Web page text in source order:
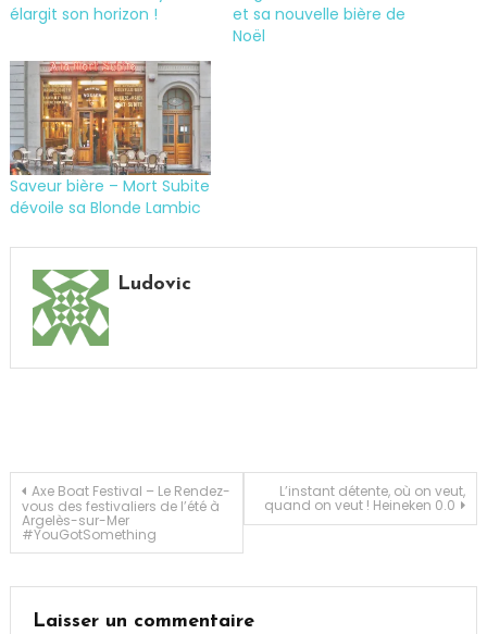
élargit son horizon !
et sa nouvelle bière de
Noël
Saveur bière – Mort Subite
dévoile sa Blonde Lambic
Apéritif,
Bière ,
Boisson ,
Ludovic
Navigation
de
l’article
Axe Boat Festival – Le Rendez-
vous des festivaliers de l’été à
Argelès-sur-Mer
#YouGotSomething
L’instant détente, où on veut,
quand on veut ! Heineken 0.0
Laisser un commentaire